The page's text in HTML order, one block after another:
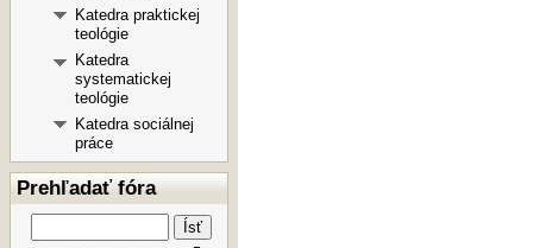
Katedra praktickej
teológie
Katedra
systematickej
teológie
Katedra sociálnej
práce
Prehľadať fóra
Ísť